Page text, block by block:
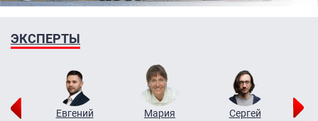
ЭКСПЕРТЫ
Евгений
Мария
Сергей